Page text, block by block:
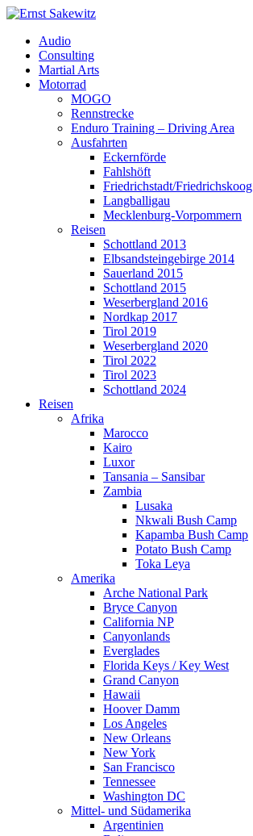
Audio
Consulting
Martial Arts
Motorrad
MOGO
Rennstrecke
Enduro Training – Driving Area
Ausfahrten
Eckernförde
Fahlshöft
Friedrichstadt/Friedrichskoog
Langballigau
Mecklenburg-Vorpommern
Reisen
Schottland 2013
Elbsandsteingebirge 2014
Sauerland 2015
Schottland 2015
Weserbergland 2016
Nordkap 2017
Tirol 2019
Weserbergland 2020
Tirol 2022
Tirol 2023
Schottland 2024
Reisen
Afrika
Marocco
Kairo
Luxor
Tansania – Sansibar
Zambia
Lusaka
Nkwali Bush Camp
Kapamba Bush Camp
Potato Bush Camp
Toka Leya
Amerika
Arche National Park
Bryce Canyon
California NP
Canyonlands
Everglades
Florida Keys / Key West
Grand Canyon
Hawaii
Hoover Damm
Los Angeles
New Orleans
New York
San Francisco
Tennessee
Washington DC
Mittel- und Südamerika
Argentinien